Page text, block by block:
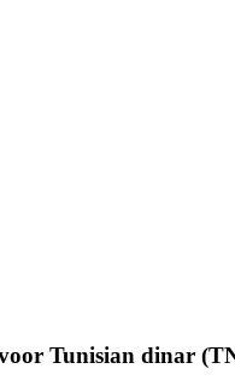
Tunisian dinar